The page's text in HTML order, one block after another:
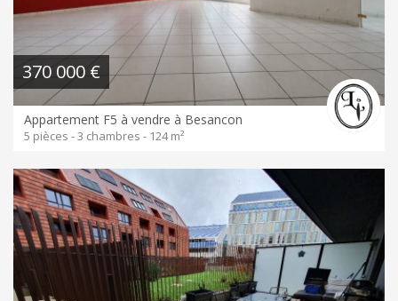
370 000 €
Appartement F5 à vendre à Besancon
5 pièces - 3 chambres - 124 m²